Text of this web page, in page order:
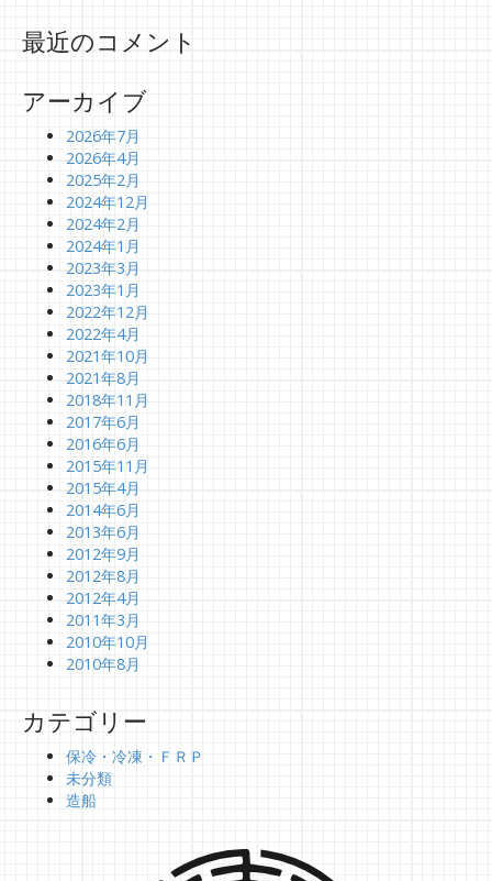
最近のコメント
アーカイブ
2026年7月
2026年4月
2025年2月
2024年12月
2024年2月
2024年1月
2023年3月
2023年1月
2022年12月
2022年4月
2021年10月
2021年8月
2018年11月
2017年6月
2016年6月
2015年11月
2015年4月
2014年6月
2013年6月
2012年9月
2012年8月
2012年4月
2011年3月
2010年10月
2010年8月
カテゴリー
保冷・冷凍・ＦＲＰ
未分類
造船